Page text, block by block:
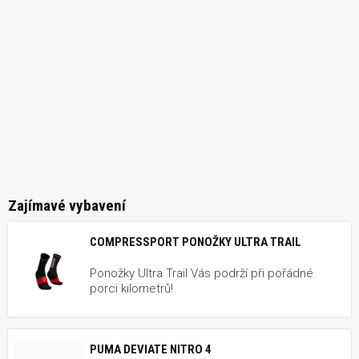
Zajímavé vybavení
COMPRESSPORT PONOŽKY ULTRA TRAIL
Ponožky Ultra Trail Vás podrží při pořádné
porci kilometrů!
PUMA DEVIATE NITRO 4